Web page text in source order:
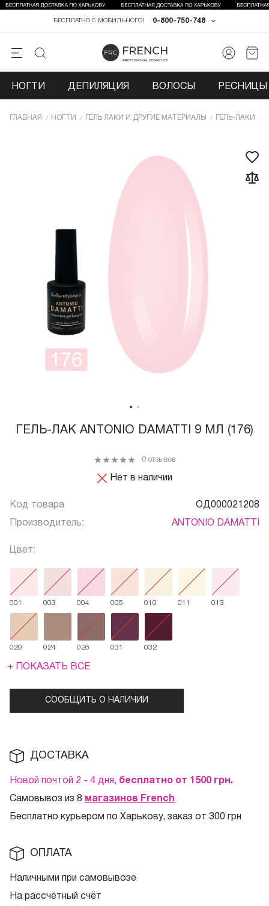
0-800-750-748
БЕСПЛАТНО С МОБИЛЬНОГО!
НОГТИ ДЕПИЛЯЦИЯ ВОЛОСЫ РЕСНИЦЫ
ГЛАВНАЯ НОГТИ ГЕЛЬ ЛАКИ И ДРУГИЕ МАТЕРИАЛЫ ГЕЛЬ-ЛАКИ
ГЕЛЬ-ЛАК ANTONIO DAMATTI 9 МЛ (176)
Нет в наличии
0 отзывов
Код товара ОД000021208
Производитель: ANTONIO DAMATTI
Цвет:
001 003 004 005 010 011 013
020 024 026 031 032
+ ПОКАЗАТЬ ВСЕ
СООБЩИТЬ О НАЛИЧИИ
ДОСТАВКА
Новой почтой 2 - 4 дня, бесплатно от 1500 грн.
Самовывоз из 8 магазинов French
Бесплатно курьером по Харькову, заказ от 300 грн
ОПЛАТА
Наличными при самовывозе
На рассчётный счёт